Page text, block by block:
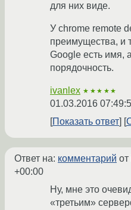
для них виде.
У chrome remote
преимущества, и
Google есть имя,
порядочность.
ivanlex ★★★★★
01.03.2016
Показать ответ
Ответ на: комментарий
+00:00
Ну, мне это
«третьим»